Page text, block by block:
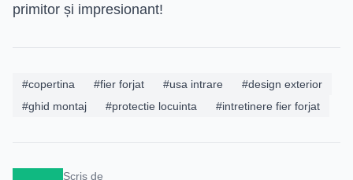
primitor și impresionant!
#copertina #fier forjat #usa intrare
#design exterior
#ghid montaj
#protectie locuinta #intretinere fier forjat
Scris de